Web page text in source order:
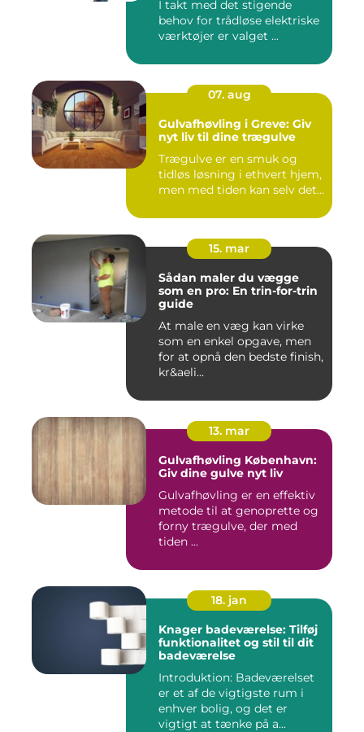
I takt med det stigende
behov for trådløse elektriske
værktøjer er valget ...
07. aug
Gulvafhøvling i Greve: Giv
nyt liv til dine trægulve
Trægulve er en smuk og
tidløs løsning i ethvert hjem,
men med tiden kan selv det...
15. mar
Sådan maler du vægge
som en pro: En trin-for-trin
guide
At male en væg kan virke
som en enkel opgave, men
for at opnå den bedste finish,
kr&aeli...
13. mar
Gulvafhøvling København:
Giv dine gulve nyt liv
Gulvafhøvling er en effektiv
metode til at genoprette og
forny trægulve, der med
tiden ...
18. jan
Knager badeværelse: Tilføj
funktionalitet og stil til dit
badeværelse
Introduktion: Badeværelset
er et af de vigtigste rum i
enhver bolig, og det er
vigtigt at tænke på a...